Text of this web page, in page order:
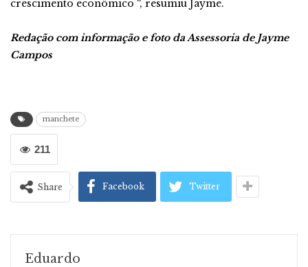
crescimento econômico “, resumiu Jayme.
Redação com informação e foto da Assessoria de Jayme
Campos
manchete
211
Share Facebook Twitter
Eduardo